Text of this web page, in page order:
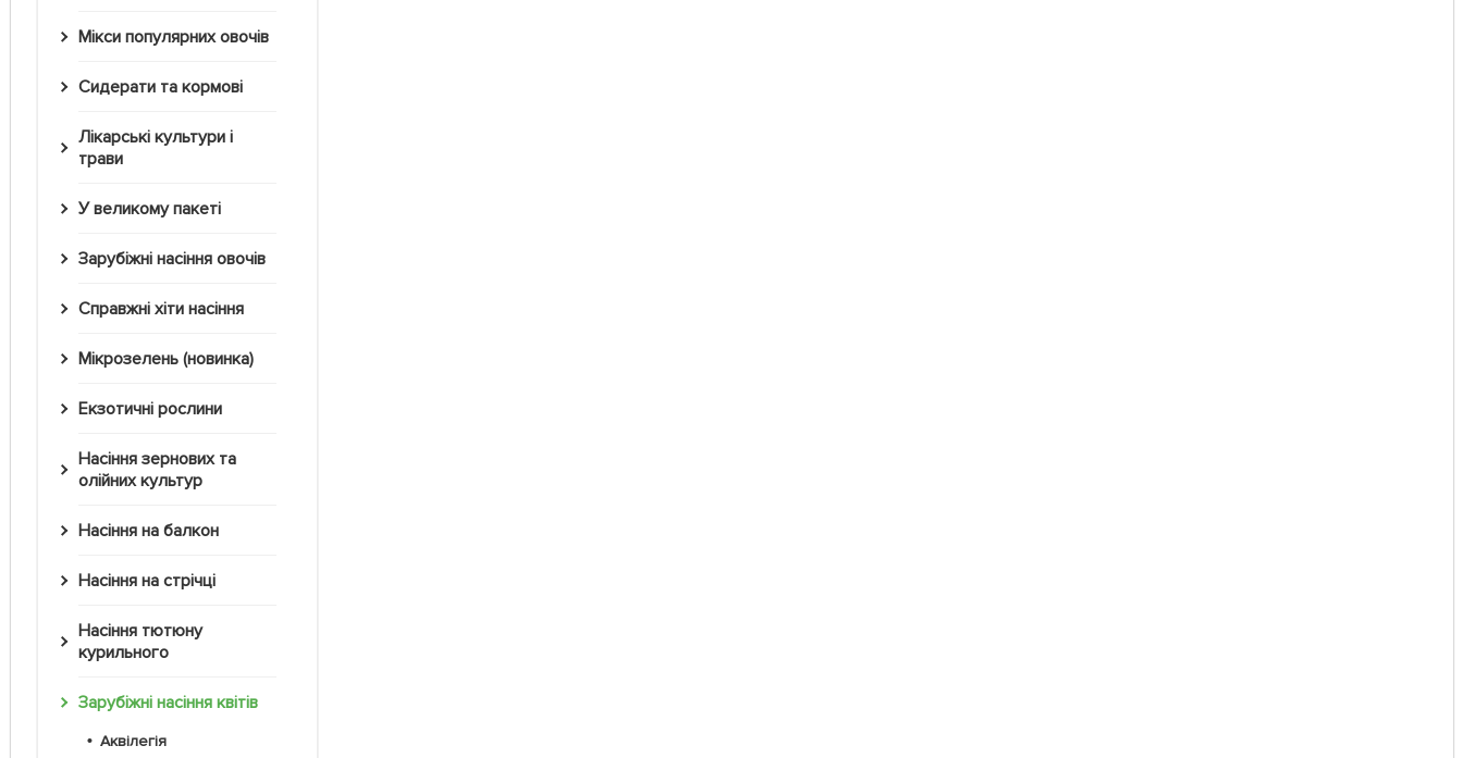
Мікси популярних овочів
Сидерати та кормові
Лікарські культури і
трави
У великому пакеті
Зарубіжні насіння овочів
Справжні хіти насіння
Мікрозелень (новинка)
Екзотичні рослини
Насіння зернових та
олійних культур
Насіння на балкон
Насіння на стрічці
Насіння тютюну
курильного
Зарубіжні насіння квітів
Аквілегія